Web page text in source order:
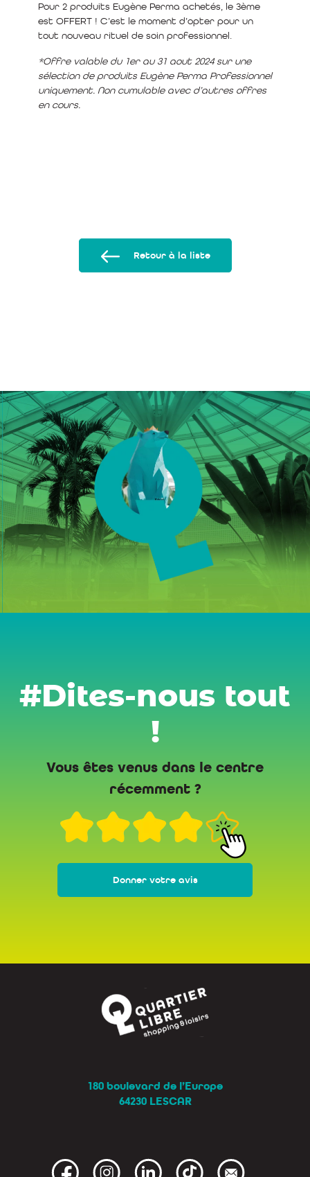
Pour 2 produits Eugène Perma achetés, le 3ème
est OFFERT ! C’est le moment d’opter pour un
tout nouveau rituel de soin professionnel.
*Offre valable du 1er au 31 aout 2024 sur une
sélection de produits Eugène Perma Professionnel
uniquement. Non cumulable avec d’autres offres
en cours.
Retour à la liste
#Dites-nous tout
!
Vous êtes venus dans le centre
récemment ?
Donner votre avis
180 boulevard de l’Europe
64230 LESCAR